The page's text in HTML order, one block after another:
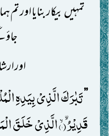
تمہیںبیکار بنایا اور
اور
’’تَبٰرَكَ الَّذِیْ بِیَدِهِ
قَدِیْرُۙ(ﰳ۱) الَّذِیْ خَلَقَ